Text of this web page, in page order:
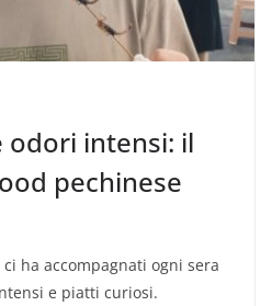
odori intensi: il
pechinese
ha accompagnati ogni sera
e piatti curiosi.